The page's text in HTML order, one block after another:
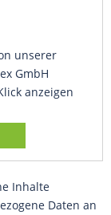
unserer
GmbH
anzeigen
Inhalte
Daten an